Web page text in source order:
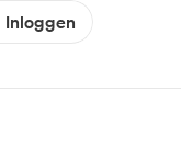
Inloggen